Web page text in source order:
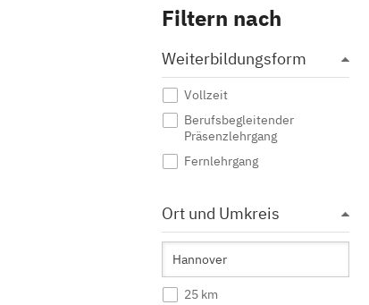
Filtern nach
Weiterbildungsform
Vollzeit
Berufsbegleitender
Präsenzlehrgang
Fernlehrgang
Ort und Umkreis
25 km